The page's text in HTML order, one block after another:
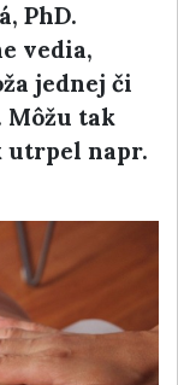
PhD.
vedia,
jednej či
Môžu tak
utrpel napr.